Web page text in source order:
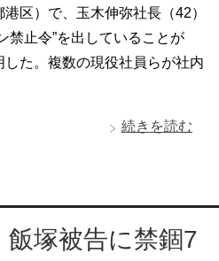
区）で、玉木伸弥社長（42）
禁止令”を出していることが
した。複数の現役社員らが社内
続きを読む
塚被告に禁錮7